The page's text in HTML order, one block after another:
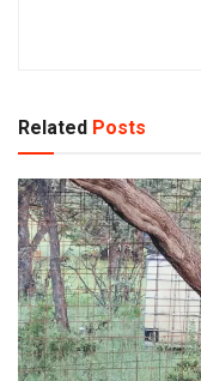
Related Posts